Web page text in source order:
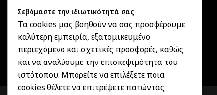
Created by Informatique.gr2025 ©OptikonXpress.com
rights reserved
Σεβόμαστε την ιδιωτικότητά σας
Τα cookies μας βοηθούν να σας προσφέρουμε
καλύτερη εμπειρία, εξατομικευμένο
περιεχόμενο και σχετικές προσφορές, καθώς
και να αναλύουμε την επισκεψιμότητα του
ιστότοπου. Μπορείτε να επιλέξετε ποια
cookies θέλετε να επιτρέψετε πατώντας